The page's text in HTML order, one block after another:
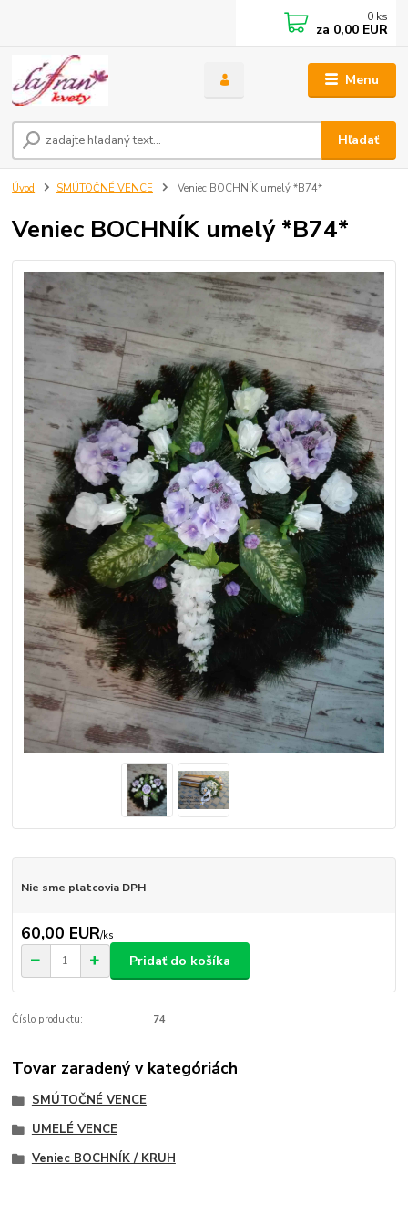
Menu
Hľadať
0 ks
za 0,00 EUR
Úvod SMÚTOČNÉ VENCE Veniec BOCHNÍK umelý *B74*
Veniec BOCHNÍK umelý *B74*
Nie sme platcovia DPH
60,00 EUR/ks
Pridať do košíka
Číslo produktu: 74
Tovar zaradený v kategóriách
SMÚTOČNÉ VENCE
UMELÉ VENCE
Veniec BOCHNÍK / KRUH